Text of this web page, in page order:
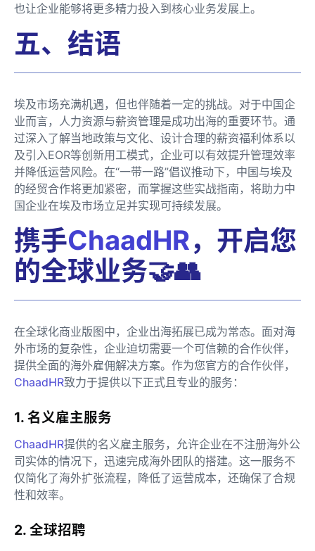
也让企业能够将更多精力投入到核心业务发展上。
五、结语
埃及市场充满机遇，但也伴随着一定的挑战。对于中国企
业而言，人力资源与薪资管理是成功出海的重要环节。通
过深入了解当地政策与文化、设计合理的薪资福利体系以
及引入EOR等创新用工模式，企业可以有效提升管理效率
并降低运营风险。在“一带一路”倡议推动下，中国与埃及
的经贸合作将更加紧密，而掌握这些实战指南，将助力中
国企业在埃及市场立足并实现可持续发展。
携手ChaadHR，开启您
的全球业务🤝👥
在全球化商业版图中，企业出海拓展已成为常态。面对海
外市场的复杂性，企业迫切需要一个可信赖的合作伙伴，
提供全面的海外雇佣解决方案。作为您官方的合作伙伴，
ChaadHR致力于提供以下正式且专业的服务：
1. 名义雇主服务
ChaadHR提供的名义雇主服务，允许企业在不注册海外公
司实体的情况下，迅速完成海外团队的搭建。这一服务不
仅简化了海外扩张流程，降低了运营成本，还确保了合规
性和效率。
2. 全球招聘